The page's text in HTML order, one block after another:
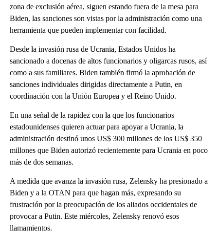
zona de exclusión aérea, siguen estando fuera de la mesa para
Biden, las sanciones son vistas por la administración como una
herramienta que pueden implementar con facilidad.
Desde la invasión rusa de Ucrania, Estados Unidos ha
sancionado a docenas de altos funcionarios y oligarcas rusos, así
como a sus familiares. Biden también firmó la aprobación de
sanciones individuales dirigidas directamente a Putin, en
coordinación con la Unión Europea y el Reino Unido.
En una señal de la rapidez con la que los funcionarios
estadounidenses quieren actuar para apoyar a Ucrania, la
administración destinó unos US$ 300 millones de los US$ 350
millones que Biden autorizó recientemente para Ucrania en poco
más de dos semanas.
A medida que avanza la invasión rusa, Zelensky ha presionado a
Biden y a la OTAN para que hagan más, expresando su
frustración por la preocupación de los aliados occidentales de
provocar a Putin. Este miércoles, Zelensky renovó esos
llamamientos.